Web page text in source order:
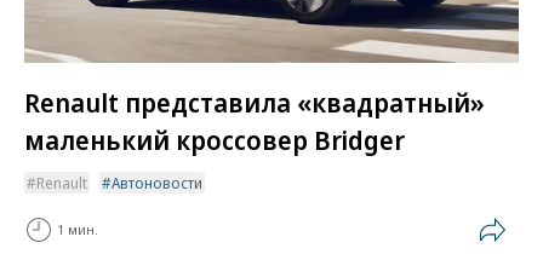
Renault представила «квадратный»
маленький кроссовер Bridger
Renault Автоновости
1 мин.